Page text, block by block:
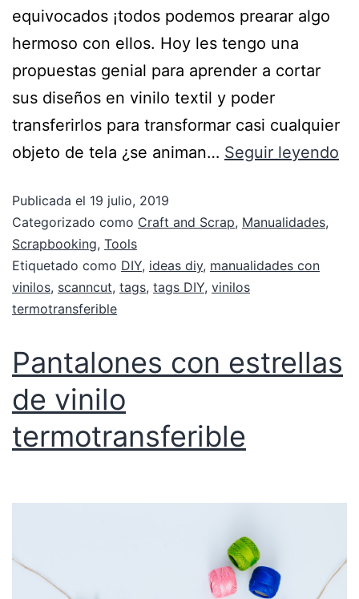
equivocados ¡todos podemos prearar algo
hermoso con ellos. Hoy les tengo una
propuestas genial para aprender a cortar
sus diseños en vinilo textil y poder
transferirlos para transformar casi cualquier
objeto de tela ¿se animan… Seguir leyendo
Publicada el 19 julio, 2019
Categorizado como Craft and Scrap, Manualidades,
Scrapbooking, Tools
Etiquetado como DIY, ideas diy, manualidades con
vinilos, scanncut, tags, tags DIY, vinilos
termotransferible
Pantalones con estrellas
de vinilo
termotransferible